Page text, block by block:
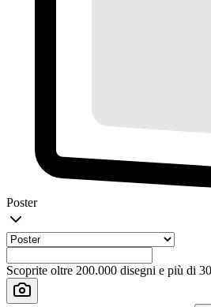
Poster
Scoprite oltre 200.000 disegni e più di